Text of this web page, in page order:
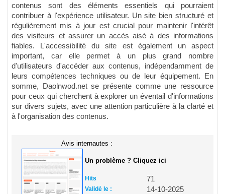
contenus sont des éléments essentiels qui pourraient
contribuer à l'expérience utilisateur. Un site bien structuré et
régulièrement mis à jour est crucial pour maintenir l'intérêt
des visiteurs et assurer un accès aisé à des informations
fiables. L'accessibilité du site est également un aspect
important, car elle permet à un plus grand nombre
d'utilisateurs d'accéder aux contenus, indépendamment de
leurs compétences techniques ou de leur équipement. En
somme, Daolnwod.net se présente comme une ressource
pour ceux qui cherchent à explorer un éventail d'informations
sur divers sujets, avec une attention particulière à la clarté et
à l'organisation des contenus.
Avis internautes :
Un problème ? Cliquez ici
Hits 71
Validé le :
14-10-2025